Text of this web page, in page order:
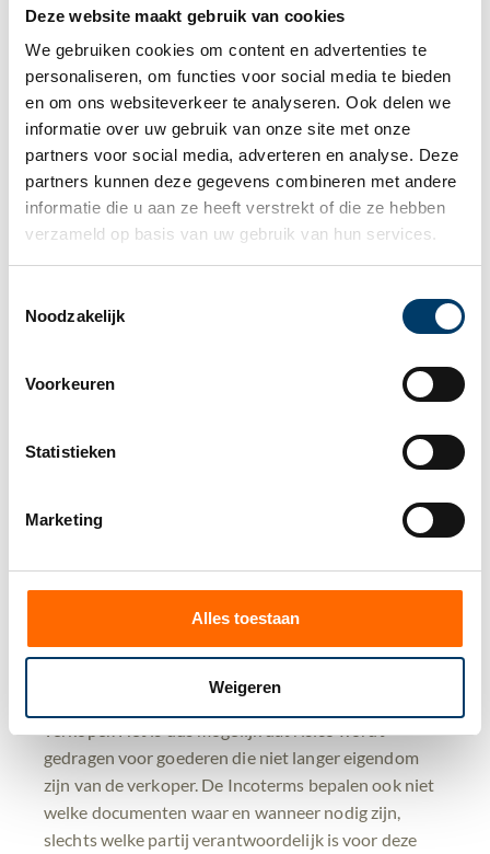
Deze website maakt gebruik van cookies
We gebruiken cookies om content en advertenties te
personaliseren, om functies voor social media te bieden
en om ons websiteverkeer te analyseren. Ook delen we
informatie over uw gebruik van onze site met onze
partners voor social media, adverteren en analyse. Deze
partners kunnen deze gegevens combineren met andere
informatie die u aan ze heeft verstrekt of die ze hebben
verzameld op basis van uw gebruik van hun services.
Noodzakelijk
Voorkeuren
Statistieken
Marketing
Alles toestaan
Weigeren
achterhoofd dat de Incoterms verplichtingen
vastleggen voor zowel koper als verkoper. Beoordeel
daarom altijd of het in voorkomend geval wenselijk is
dat de afnemer een bepaalde
verantwoordelijkheid/plicht op zich neemt. Wat
gebeurt er bijvoorbeeld als de koper zijn
inklaringsverplichtingen niet na komt? Hoe werkt
een en ander uit op het gebied van
klantvriendelijkheid? Dergelijke vragen vormen
belangrijke overwegingen bij het overeenkomen van
Ook in geval van gewijzigde situaties, zoals recent de
tegen het licht te houden en wellicht andere
op het gebied van inklaring, importheffingen en
dergelijke gevallen. In plaats van EXW kan dan voor
eigendom (juridisch gezien) overgaat van koper op
gedragen voor goederen die niet langer eigendom
zijn van de verkoper. De Incoterms bepalen ook niet
welke documenten waar en wanneer nodig zijn,
slechts welke partij verantwoordelijk is voor deze